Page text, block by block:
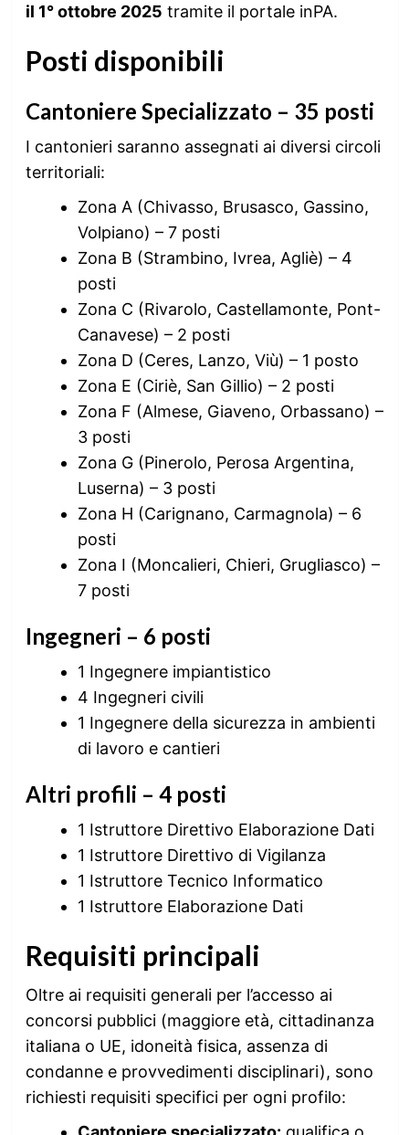
il 1° ottobre 2025 tramite il portale inPA.
Posti disponibili
Cantoniere Specializzato – 35 posti
I cantonieri saranno assegnati ai diversi circoli
territoriali:
Zona A (Chivasso, Brusasco, Gassino,
Volpiano) – 7 posti
Zona B (Strambino, Ivrea, Agliè) – 4
posti
Zona C (Rivarolo, Castellamonte, Pont-
Canavese) – 2 posti
Zona D (Ceres, Lanzo, Viù) – 1 posto
Zona E (Ciriè, San Gillio) – 2 posti
Zona F (Almese, Giaveno, Orbassano) –
3 posti
Zona G (Pinerolo, Perosa Argentina,
Luserna) – 3 posti
Zona H (Carignano, Carmagnola) – 6
posti
Zona I (Moncalieri, Chieri, Grugliasco) –
7 posti
Ingegneri – 6 posti
1 Ingegnere impiantistico
4 Ingegneri civili
1 Ingegnere della sicurezza in ambienti
di lavoro e cantieri
Altri profili – 4 posti
1 Istruttore Direttivo Elaborazione Dati
1 Istruttore Direttivo di Vigilanza
1 Istruttore Tecnico Informatico
1 Istruttore Elaborazione Dati
Requisiti principali
Oltre ai requisiti generali per l’accesso ai
concorsi pubblici (maggiore età, cittadinanza
italiana o UE, idoneità fisica, assenza di
condanne e provvedimenti disciplinari), sono
richiesti requisiti specifici per ogni profilo: